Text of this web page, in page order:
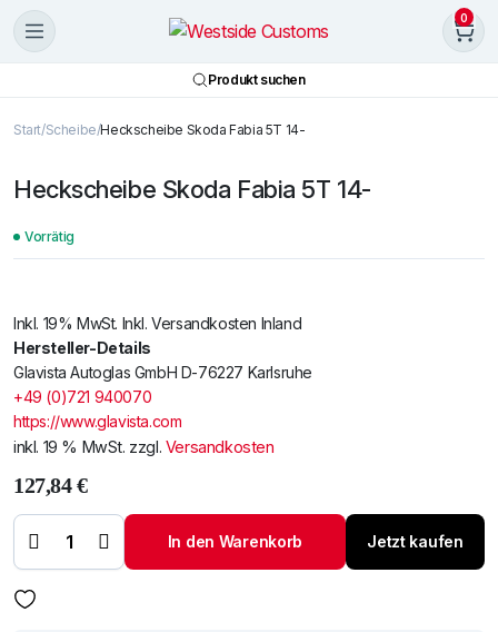
0
Produkt suchen
Start Scheibe Heckscheibe Skoda Fabia 5T 14-
Heckscheibe Skoda Fabia 5T 14-
Vorrätig
Inkl. 19% MwSt. Inkl. Versandkosten Inland
Hersteller-Details
Glavista Autoglas GmbH D-76227 Karlsruhe
+49 (0)721 940070
https://www.glavista.com
inkl. 19 % MwSt. zzgl. Versandkosten
127,84€
Heckscheibe
Skoda Fabia
5T 14-
Menge
In den Warenkorb Jetzt kaufen